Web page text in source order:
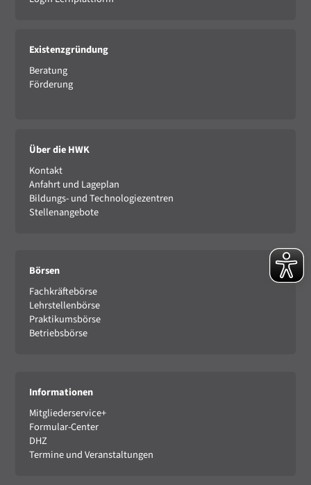
Existenzgründung
Beratung
Förderung
Über die HWK
Kontakt
Anfahrt und Lageplan
Bildungs- und Technologiezentren
Stellenangebote
Börsen
Fachkräftebörse
Lehrstellenbörse
Praktikumsbörse
Betriebsbörse
Informationen
Mitgliederservice+
Formular-Center
DHZ
Termine und Veranstaltungen